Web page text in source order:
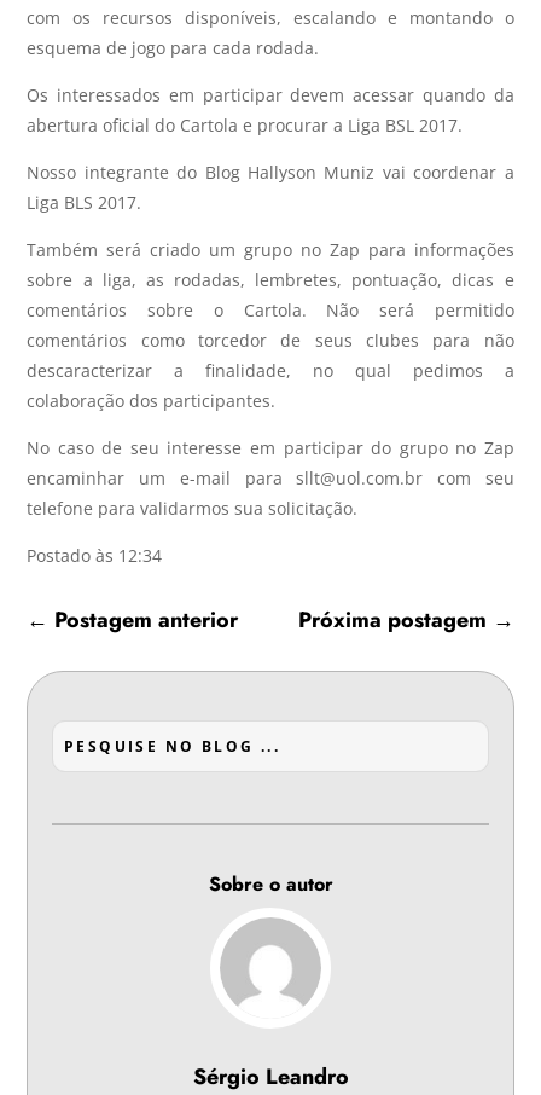
com os recursos disponíveis, escalando e montando o
esquema de jogo para cada rodada.
Os interessados em participar devem acessar quando da
abertura oficial do Cartola e procurar a Liga BSL 2017.
Nosso integrante do Blog Hallyson Muniz vai coordenar a
Liga BLS 2017.
Também será criado um grupo no Zap para informações
sobre a liga, as rodadas, lembretes, pontuação, dicas e
comentários sobre o Cartola. Não será permitido
comentários como torcedor de seus clubes para não
descaracterizar a finalidade, no qual pedimos a
colaboração dos participantes.
No caso de seu interesse em participar do grupo no Zap
encaminhar um e-mail para sllt@uol.com.br com seu
telefone para validarmos sua solicitação.
Postado às 12:34
← Postagem anterior Próxima postagem →
Sobre o autor
Sérgio Leandro